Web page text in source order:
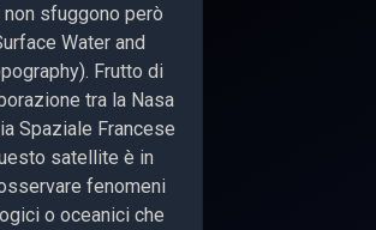
sfuggono però
Water and
Frutto di
tra la Nasa
Spaziale Francese
satellite è in
fenomeni
o oceanici che